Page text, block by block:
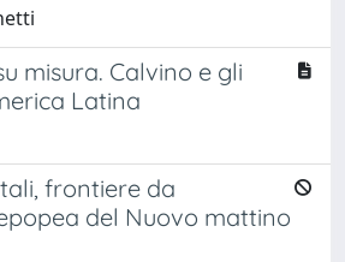
misura. Calvino e gli
Latina
frontiere da
del Nuovo mattino